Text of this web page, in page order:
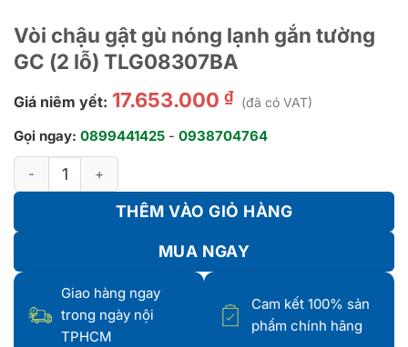
Vòi chậu gật gù nóng lạnh gắn tường
GC (2 lỗ) TLG08307BA
Giá niêm yết: 17.653.000 ₫ (đã có VAT)
Gọi ngay: 0899441425 - 0938704764
Vòi chậu gật gù nóng lạnh gắn tường GC (2 lỗ) TLG08307BA
THÊM VÀO GIỎ HÀNG
MUA NGAY
Giao hàng ngay
trong ngày nội
TPHCM
Cam kết 100% sản
phẩm chính hãng